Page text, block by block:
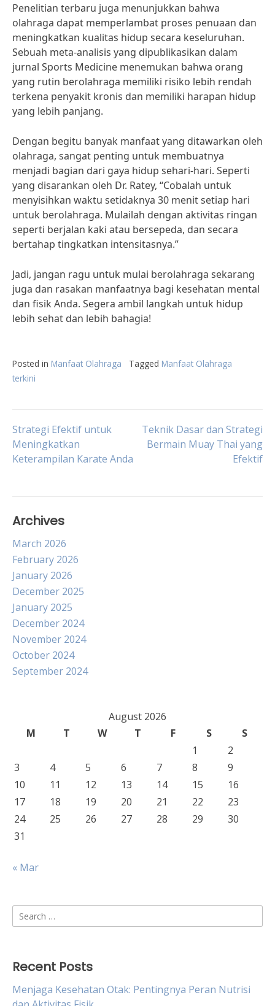
Penelitian terbaru juga menunjukkan bahwa
olahraga dapat memperlambat proses penuaan dan
meningkatkan kualitas hidup secara keseluruhan.
Sebuah meta-analisis yang dipublikasikan dalam
jurnal Sports Medicine menemukan bahwa orang
yang rutin berolahraga memiliki risiko lebih rendah
terkena penyakit kronis dan memiliki harapan hidup
yang lebih panjang.
Dengan begitu banyak manfaat yang ditawarkan oleh
olahraga, sangat penting untuk membuatnya
menjadi bagian dari gaya hidup sehari-hari. Seperti
yang disarankan oleh Dr. Ratey, “Cobalah untuk
menyisihkan waktu setidaknya 30 menit setiap hari
untuk berolahraga. Mulailah dengan aktivitas ringan
seperti berjalan kaki atau bersepeda, dan secara
bertahap tingkatkan intensitasnya.”
Jadi, jangan ragu untuk mulai berolahraga sekarang
juga dan rasakan manfaatnya bagi kesehatan mental
dan fisik Anda. Segera ambil langkah untuk hidup
lebih sehat dan lebih bahagia!
Posted in Manfaat Olahraga Tagged Manfaat Olahraga
terkini
Post
navigation
Strategi Efektif untuk
Meningkatkan
Keterampilan Karate Anda
Teknik Dasar dan Strategi
Bermain Muay Thai yang
Efektif
Archives
March 2026
February 2026
January 2026
December 2025
January 2025
December 2024
November 2024
October 2024
September 2024
August 2026
M
T W T F S
S
1
2
3
4 5 6 7 8
9
10
11 12 13 14 15
16
17
18 19 20 21 22
23
24
25 26 27 28 29
30
31
« Mar
Search
for:
Recent Posts
Menjaga Kesehatan Otak: Pentingnya Peran Nutrisi